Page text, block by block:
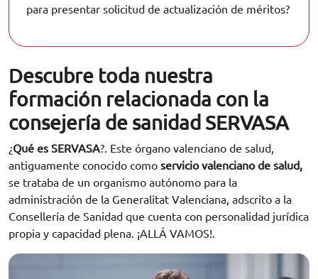
para presentar solicitud de actualización de méritos?
Descubre toda nuestra
formación relacionada con la
consejería de sanidad SERVASA
¿Qué es SERVASA?. Este órgano valenciano de salud,
antiguamente conocido como servicio valenciano de salud,
se trataba de un organismo autónomo para la
administración de la Generalitat Valenciana, adscrito a la
Consellería de Sanidad que cuenta con personalidad jurídica
propia y capacidad plena. ¡ALLÁ VAMOS!.